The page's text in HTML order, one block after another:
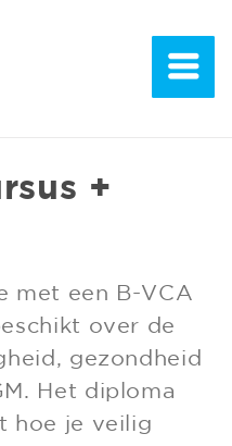
+
met een B-VCA
over de
gezondheid
Het diploma
hoe je veilig